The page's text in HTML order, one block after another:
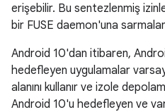
erişebilir. Bu sentezlenmiş
bir FUSE daemon'una
Android 10'dan itibaren,
hedefleyen uygulamalar
alanını kullanır ve izole
Android 10'u hedefleyen ve